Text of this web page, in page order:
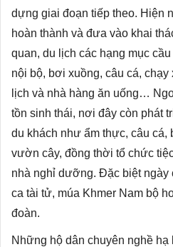
dựng giai đoạn tiếp theo. Hiện
hoàn thành và đưa vào khai
quan, du lịch các hạng mục
nội bộ, bơi xuồng, câu cá,
lịch và nhà hàng ăn uống…
tồn sinh thái, nơi đây còn phát
du khách như ẩm thực, câu cá,
vườn cây, đồng thời tổ chức
nhà nghỉ dưỡng. Đặc biệt ngày
ca tài tử, múa Khmer Nam bộ
đoàn.
Những hộ dân chuyên nghề